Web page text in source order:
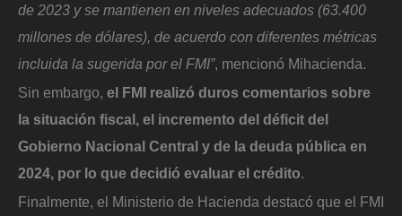
de 2023 y se mantienen en niveles adecuados (63.400
millones de dólares), de acuerdo con diferentes métricas
incluida la sugerida por el FMI”, mencionó Mihacienda.
Sin embargo, el FMI realizó duros comentarios sobre
la situación fiscal, el incremento del déficit del
Gobierno Nacional Central y de la deuda pública en
2024, por lo que decidió evaluar el crédito.
Finalmente, el Ministerio de Hacienda destacó que el FMI